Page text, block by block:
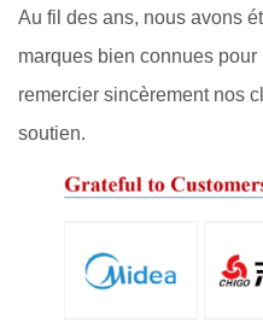
Au fil des ans, nous avons
marques bien connues
remercier sincèrement nos
soutien.